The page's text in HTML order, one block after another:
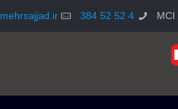
4 52 52 384